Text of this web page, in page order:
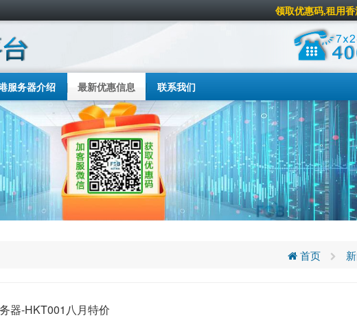
领取优惠码,租用
服务器介绍 最新优惠信息 联系我们
首页
器-HKT001八月特价